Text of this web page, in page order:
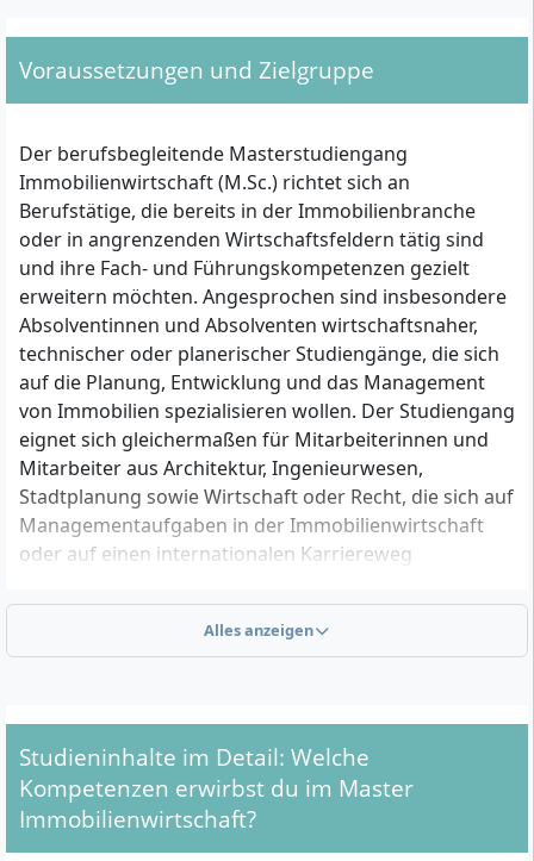
Voraussetzungen und Zielgruppe
Der berufsbegleitende Masterstudiengang
Immobilienwirtschaft (M.Sc.) richtet sich an
Berufstätige, die bereits in der Immobilienbranche
oder in angrenzenden Wirtschaftsfeldern tätig sind
und ihre Fach- und Führungskompetenzen gezielt
erweitern möchten. Angesprochen sind insbesondere
Absolventinnen und Absolventen wirtschaftsnaher,
technischer oder planerischer Studiengänge, die sich
auf die Planung, Entwicklung und das Management
von Immobilien spezialisieren wollen. Der Studiengang
eignet sich gleichermaßen für Mitarbeiterinnen und
Mitarbeiter aus Architektur, Ingenieurwesen,
Stadtplanung sowie Wirtschaft oder Recht, die sich auf
Managementaufgaben in der Immobilienwirtschaft
oder auf einen internationalen Karriereweg
Welche Zugangsvoraussetzungen gibt es für den
erfüllen:
Bachelorabschluss mit mindestens 180 Credit
Alles anzeigen
Studieninhalte im Detail: Welche
Kompetenzen erwirbst du im Master
Immobilienwirtschaft?